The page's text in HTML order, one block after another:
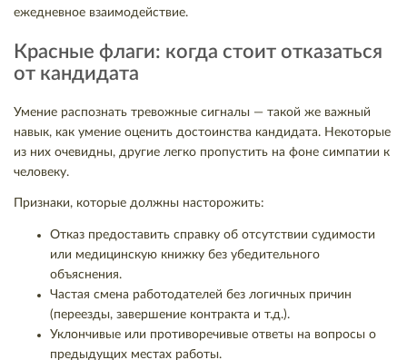
ежедневное взаимодействие.
Красные флаги: когда стоит отказаться
от кандидата
Умение распознать тревожные сигналы — такой же важный
навык, как умение оценить достоинства кандидата. Некоторые
из них очевидны, другие легко пропустить на фоне симпатии к
человеку.
Признаки, которые должны насторожить:
Отказ предоставить справку об отсутствии судимости
или медицинскую книжку без убедительного
объяснения.
Частая смена работодателей без логичных причин
(переезды, завершение контракта и т.д.).
Уклончивые или противоречивые ответы на вопросы о
предыдущих местах работы.